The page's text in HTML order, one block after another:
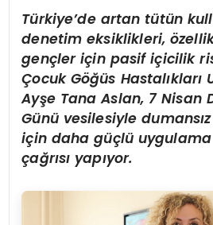
Türkiye’de artan tütün
denetim eksiklikleri,
gençler için pasif içicilik
Çocuk Göğüs Hastalıkları
Ayşe Tana Aslan, 7 Nisan
Günü vesilesiyle
için daha güçlü
çağrısı yapıyor.